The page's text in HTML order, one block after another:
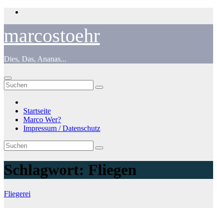
Zum
marcostoehr
Dies, Das, Ananas...
Startseite
Marco Wer?
Impressum / Datenschutz
Schlagwort: Fliegen
Fliegerei